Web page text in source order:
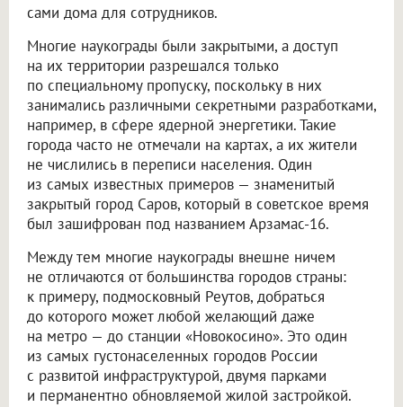
сами дома для сотрудников.
Многие наукограды были закрытыми, а доступ
на их территории разрешался только
по специальному пропуску, поскольку в них
занимались различными секретными разработками,
например, в сфере ядерной энергетики. Такие
города часто не отмечали на картах, а их жители
не числились в переписи населения. Один
из самых известных примеров — знаменитый
закрытый город Саров, который в советское время
был зашифрован под названием Арзамас-16.
Между тем многие наукограды внешне ничем
не отличаются от большинства городов страны:
к примеру, подмосковный Реутов, добраться
до которого может любой желающий даже
на метро — до станции «Новокосино». Это один
из самых густонаселенных городов России
с развитой инфраструктурой, двумя парками
и перманентно обновляемой жилой застройкой.